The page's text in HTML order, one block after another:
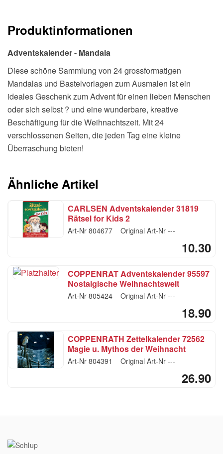
Produktinformationen
Adventskalender - Mandala
Diese schöne Sammlung von 24 grossformatigen
Mandalas und Bastelvorlagen zum Ausmalen ist ein
ideales Geschenk zum Advent für einen lieben Menschen
oder sich selbst ? und eine wunderbare, kreative
Beschäftigung für die Weihnachtszeit. Mit 24
verschlossenen Seiten, die jeden Tag eine kleine
Überraschung bieten!
Ähnliche Artikel
CARLSEN Adventskalender 31819
Rätsel for Kids 2
Art-Nr 804677 Original Art-Nr ---
10.30
COPPENRAT Adventskalender 95597
Nostalgische Weihnachtswelt
Art-Nr 805424 Original Art-Nr ---
18.90
COPPENRATH Zettelkalender 72562
Magie u. Mythos der Weihnacht
Art-Nr 804391 Original Art-Nr ---
26.90